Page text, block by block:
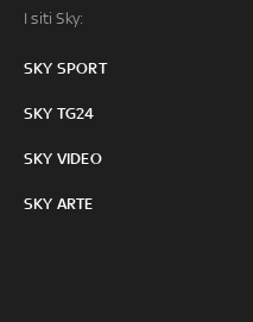
I siti Sky:
SKY SPORT
SKY TG24
SKY VIDEO
SKY ARTE